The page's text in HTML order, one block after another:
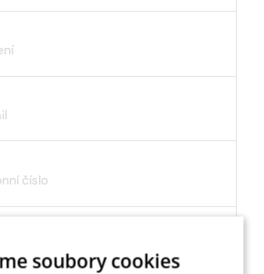
soubory cookies